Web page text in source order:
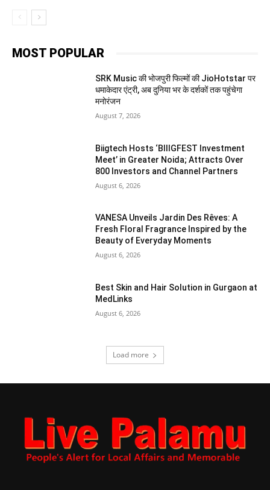
MOST POPULAR
SRK Music की भोजपुरी फिल्मों की JioHotstar पर
धमाकेदार एंट्री, अब दुनिया भर के दर्शकों तक पहुंचेगा
मनोरंजन
August 7, 2026
Biigtech Hosts ‘BIIIGFEST Investment
Meet’ in Greater Noida; Attracts Over
800 Investors and Channel Partners
August 6, 2026
VANESA Unveils Jardin Des Rêves: A
Fresh Floral Fragrance Inspired by the
Beauty of Everyday Moments
August 6, 2026
Best Skin and Hair Solution in Gurgaon at
MedLinks
August 6, 2026
Load more